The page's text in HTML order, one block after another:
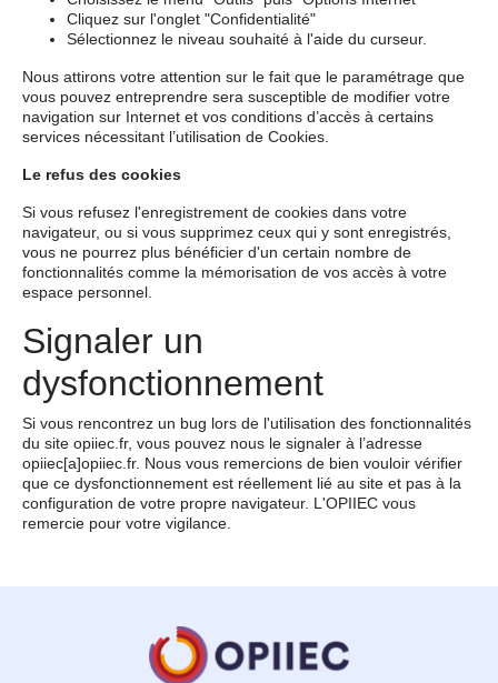
Cliquez sur l'onglet "Confidentialité"
Sélectionnez le niveau souhaité à l'aide du curseur.
Nous attirons votre attention sur le fait que le paramétrage que
vous pouvez entreprendre sera susceptible de modifier votre
navigation sur Internet et vos conditions d’accès à certains
services nécessitant l’utilisation de Cookies.
Le refus des cookies
Si vous refusez l'enregistrement de cookies dans votre
navigateur, ou si vous supprimez ceux qui y sont enregistrés,
vous ne pourrez plus bénéficier d'un certain nombre de
fonctionnalités comme la mémorisation de vos accès à votre
espace personnel.
Signaler un
dysfonctionnement
Si vous rencontrez un bug lors de l'utilisation des fonctionnalités
du site opiiec.fr, vous pouvez nous le signaler à l’adresse
opiiec[a]opiiec.fr. Nous vous remercions de bien vouloir vérifier
que ce dysfonctionnement est réellement lié au site et pas à la
configuration de votre propre navigateur. L'OPIIEC vous
remercie pour votre vigilance.